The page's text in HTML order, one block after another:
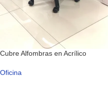
Cubre Alfombras en Acrílico
Oficina